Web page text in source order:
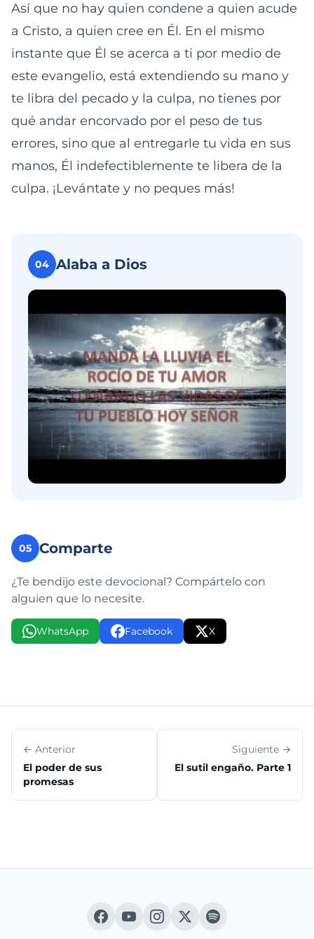
Así que no hay quien condene a quien acude
a Cristo, a quien cree en Él. En el mismo
instante que Él se acerca a ti por medio de
este evangelio, está extendiendo su mano y
te libra del pecado y la culpa, no tienes por
qué andar encorvado por el peso de tus
errores, sino que al entregarle tu vida en sus
manos, Él indefectiblemente te libera de la
culpa. ¡Levántate y no peques más!
04 Alaba a Dios
05 Comparte
¿Te bendijo este devocional? Compártelo con
alguien que lo necesite.
WhatsApp Facebook X
← Anterior
El poder de sus
promesas
Siguiente →
El sutil engaño. Parte 1